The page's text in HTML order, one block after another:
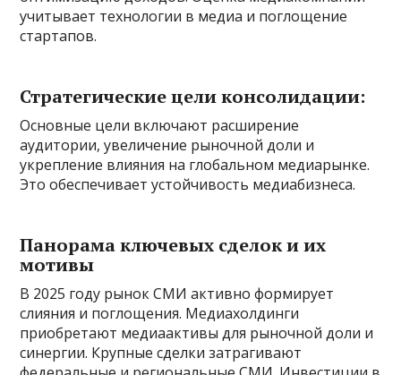
учитывает технологии в медиа и поглощение
стартапов.
Стратегические цели консолидации:
Основные цели включают расширение
аудитории, увеличение рыночной доли и
укрепление влияния на глобальном медиарынке.
Это обеспечивает устойчивость медиабизнеса.
Панорама ключевых сделок и их
мотивы
В 2025 году рынок СМИ активно формирует
слияния и поглощения. Медиахолдинги
приобретают медиаактивы для рыночной доли и
синергии. Крупные сделки затрагивают